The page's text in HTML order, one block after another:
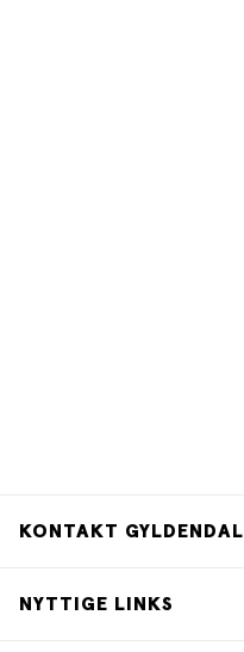
KONTAKT GYLDENDAL
NYTTIGE LINKS